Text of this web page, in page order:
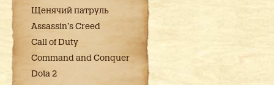
Щенячий патруль
Assassin's Creed
Call of Duty
Command and Conquer
Dota 2